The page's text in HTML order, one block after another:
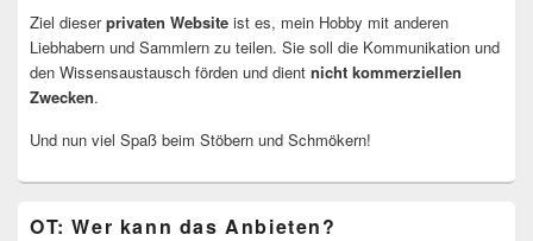
Ziel dieserprivaten Website ist es, mein Hobby mit anderen
Liebhabern und Sammlern zu teilen. Sie soll die Kommunikation und
den Wissensaustausch förden und dient nicht kommerziellen
Zwecken.
Und nun viel Spaß beim Stöbern und Schmökern!
OT: Wer kann das Anbieten?